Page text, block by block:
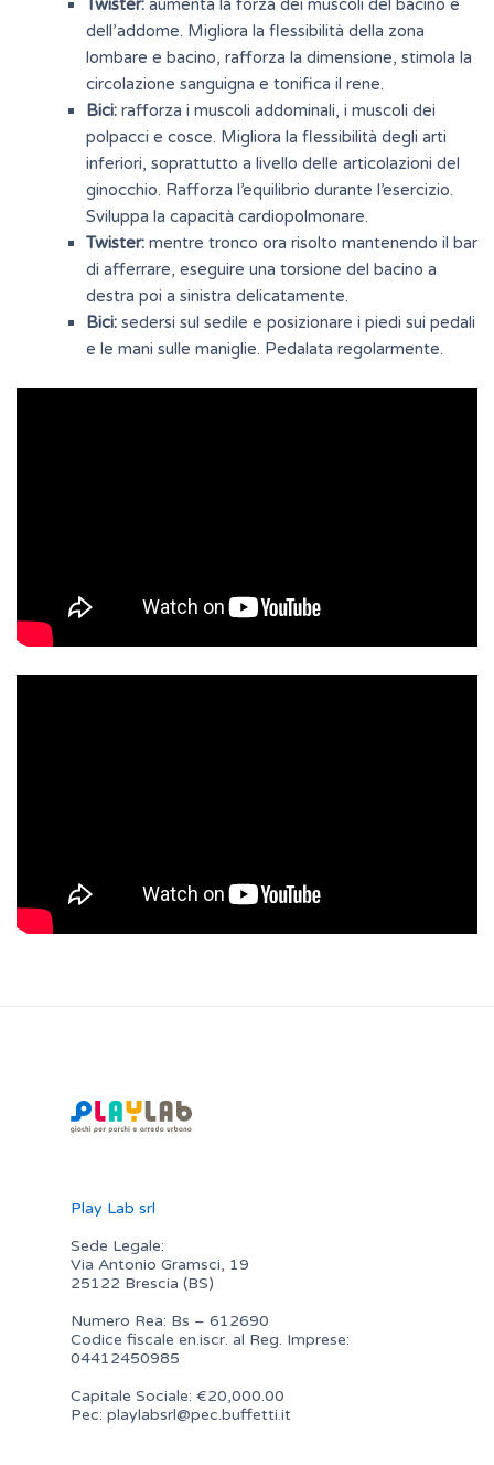
Twister:aumenta la forza dei muscoli del bacino e
dell’addome. Migliora la flessibilità della zona
lombare e bacino, rafforza la dimensione, stimola la
circolazione sanguigna e tonifica il rene.
Bici:rafforza i muscoli addominali, i muscoli dei
polpacci e cosce. Migliora la flessibilità degli arti
inferiori, soprattutto a livello delle articolazioni del
ginocchio. Rafforza l’equilibrio durante l’esercizio.
Sviluppa la capacità cardiopolmonare.
Twister:mentre tronco ora risolto mantenendo il bar
di afferrare, eseguire una torsione del bacino a
destra poi a sinistra delicatamente.
Bici:sedersi sul sedile e posizionare i piedi sui pedali
e le mani sulle maniglie. Pedalata regolarmente.
Play Lab srl
Sede Legale:
Via Antonio Gramsci, 19
25122 Brescia (BS)
Numero Rea: Bs – 612690
Codice fiscale en.iscr. al Reg. Imprese:
04412450985
Capitale Sociale: €20,000.00
Pec: playlabsrl@pec.buffetti.it